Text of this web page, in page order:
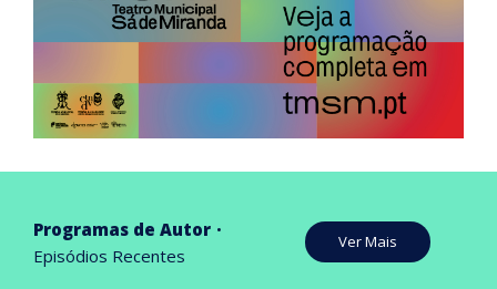
Programas de Autor
Episódios Recentes
Ver Mais